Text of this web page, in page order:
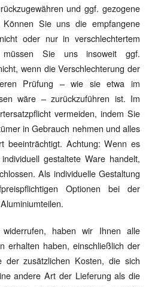
und ggf. gezogene
Können Sie uns die empfangene
oder nur in verschlechtertem
müssen Sie uns insoweit ggf.
wenn die Verschlechterung der
Prüfung – wie sie etwa im
wäre – zurückzuführen ist. Im
vermeiden, indem Sie
in Gebrauch nehmen und alles
beeinträchtigt. Achtung: Wenn es
gestaltete Ware handelt,
Als individuelle Gestaltung
Optionen bei der
haben wir Ihnen alle
erhalten haben, einschließlich der
der zusätzlichen Kosten, die sich
andere Art der Lieferung als die